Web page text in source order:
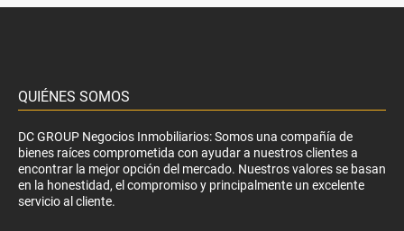
QUIÉNES SOMOS
DC GROUP Negocios Inmobiliarios: Somos una compañía de
bienes raíces comprometida con ayudar a nuestros clientes a
encontrar la mejor opción del mercado. Nuestros valores se basan
en la honestidad, el compromiso y principalmente un excelente
servicio al cliente.